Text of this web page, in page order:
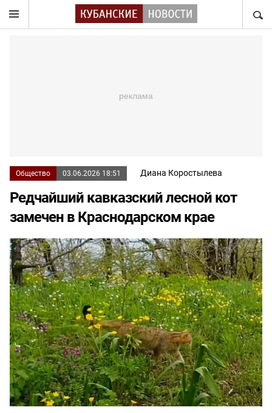
Общество 03.06.2026 18:51 Диана Коростылева
Редчайший кавказский лесной кот
замечен в Краснодарском крае